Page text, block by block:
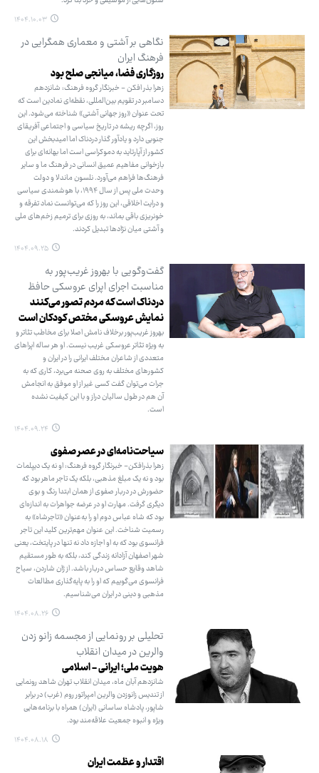
۱۴۰۴.۱۰.۰۳
نگاهی بر آشتی و معماری همگرایی در
فرهنگ ایران
روزگاری فضا، میانجی صلح بود
زهرا بذر افکن - خبرنگار گروه فرهنگ: شانزدهم
دسامبر در تقویم بین‌المللی، نقطه‌ای نمادین است که
تحت عنوان «روز جهانی آشتی» شناخته می‌شود. این
روز، اگرچه ریشه در تاریخ سیاسی و اجتماعی آفریقای
جنوبی دارد و یادآور گذار دردناک اما امیدبخش این
کشور از آپارتاید به دموکراسی است اما بهانه‌ای برای
بازخوانی مفاهیم عمیق انسانی در فرهنگ ما و سایر
فرهنگ‌ها فراهم می‌آورد. نلسون ماندلا و دولت
وحدت ملی پس از سال ۱۹۹۴، با هوشمندی سیاسی
و درایت اخلاقی، این روز را که می‌توانست نماد تفرقه و
خونریزی باقی بماند، به روزی برای ترمیم زخم‌های ملی
و آشتی میان نژادها تبدیل کردند.
۱۴۰۴.۰۹.۲۵
گفت‌وگویی با بهروز غریب‌پور به
مناسبت اجرای اپرای عروسکی حافظ
دردناک است که مردم تصور می‌کنند
نمایش عروسکی مختص کودکان است
بهروز غریب‌پور برخلاف نامش اصلا برای مخاطب تئاتر و
به ویژه تئاتر عروسکی غریب نیست. او هر ساله اپراهای
متعددی از شاعران مختلف ایرانی را در ایران و
کشورهای مختلف به روی صحنه می‌برد، کاری که به
جرات می‌توان گفت کسی غیر از او موفق به انجامش
آن هم در طول سالیان دراز و با این کیفیت نشده
است.
۱۴۰۴.۰۹.۲۴
سیاحت‌نامه‌ای در عصر صفوی
زهرا بذرافکن- خبرنگار گروه فرهنگ: او نه یک دیپلمات
بود و نه یک مبلغ مذهبی، بلکه یک تاجر ماهر بود که
حضورش در دربار صفوی از همان ابتدا رنگ و بوی
دیگری گرفت. مهارت او در عرضه جواهرات به اندازه‌ای
بود که شاه عباس دوم او را به‌عنوان «تاجرشاه» به
رسمیت شناخت. این عنوان مهم‌ترین کلید این تاجر
فرانسوی بود که به او اجازه داد نه تنها در پایتخت، یعنی
شهر اصفهان آزادانه زندگی کند، بلکه به طور مستقیم
شاهد وقایع حساس دربار باشد. از ژان شاردن، سیاح
فرانسوی می‌گوییم که او را به پایه‌گذاری مطالعات
مذهبی و دینی در ایران می‌شناسیم.
۱۴۰۴.۰۸.۲۶
تحلیلی بر رونمایی از مجسمه زانو زدن
والرین در میدان انقلاب
هویت ملی؛ ایرانی - اسلامی
شانزدهم آبان ماه، میدان انقلاب تهران شاهد رونمایی
از تندیس زانوزدن والرین امپراتور روم (غرب) در برابر
شاپور، پادشاه ساسانی (ایران) همراه با برنامه‌هایی
ویژه و انبوه جمعیت علاقه‌مند بود.
۱۴۰۴.۰۸.۱۸
اقتدار و عظمت ایران